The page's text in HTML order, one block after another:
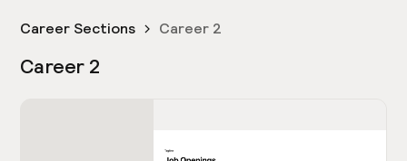
Career Sections Career 2
Career 2